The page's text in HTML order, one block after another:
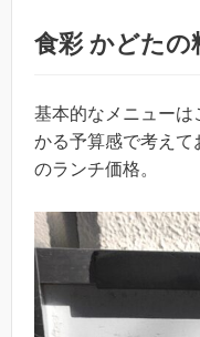
食彩 かどたの
基本的なメニューは
かる予算感で考えて
のランチ価格。